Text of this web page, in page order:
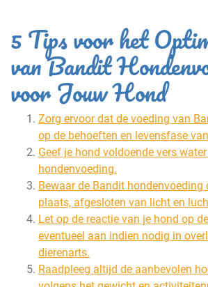
5 Tips voor het
van Bandit
voor Jouw Hond
Zorg ervoor dat de voeding van
op de behoeften en levensfase
Geef je hond voldoende vers
hondenvoeding.
Bewaar de Bandit hondenvoeding
plaats, afgesloten van licht en
Let op de reactie van je hond op
eventueel aan indien nodig in
dierenarts.
Raadpleeg altijd de aanbevolen